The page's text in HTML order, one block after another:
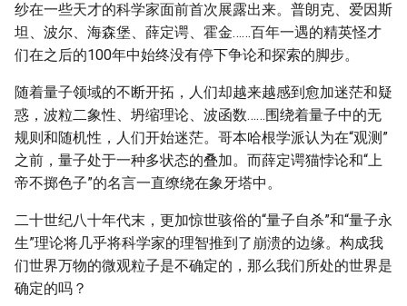
纱在一些天才的科学家面前首次展露出来。普朗克、爱因斯
坦、波尔、海森堡、薛定谔、霍金……百年一遇的精英怪才
们在之后的100年中始终没有停下争论和探索的脚步。
随着量子领域的不断开拓，人们却越来越感到愈加迷茫和疑
惑，波粒二象性、坍缩理论、波函数……围绕着量子中的无
规则和随机性，人们开始迷茫。哥本哈根学派认为在“观测”
之前，量子处于一种多状态的叠加。而薛定谔猫悖论和“上
帝不掷色子”的名言一直缭绕在象牙塔中。
二十世纪八十年代末，更加惊世骇俗的“量子自杀”和“量子永
生”理论将几乎将科学家的理智推到了崩溃的边缘。构成我
们世界万物的微观粒子是不确定的，那么我们所处的世界是
确定的吗？